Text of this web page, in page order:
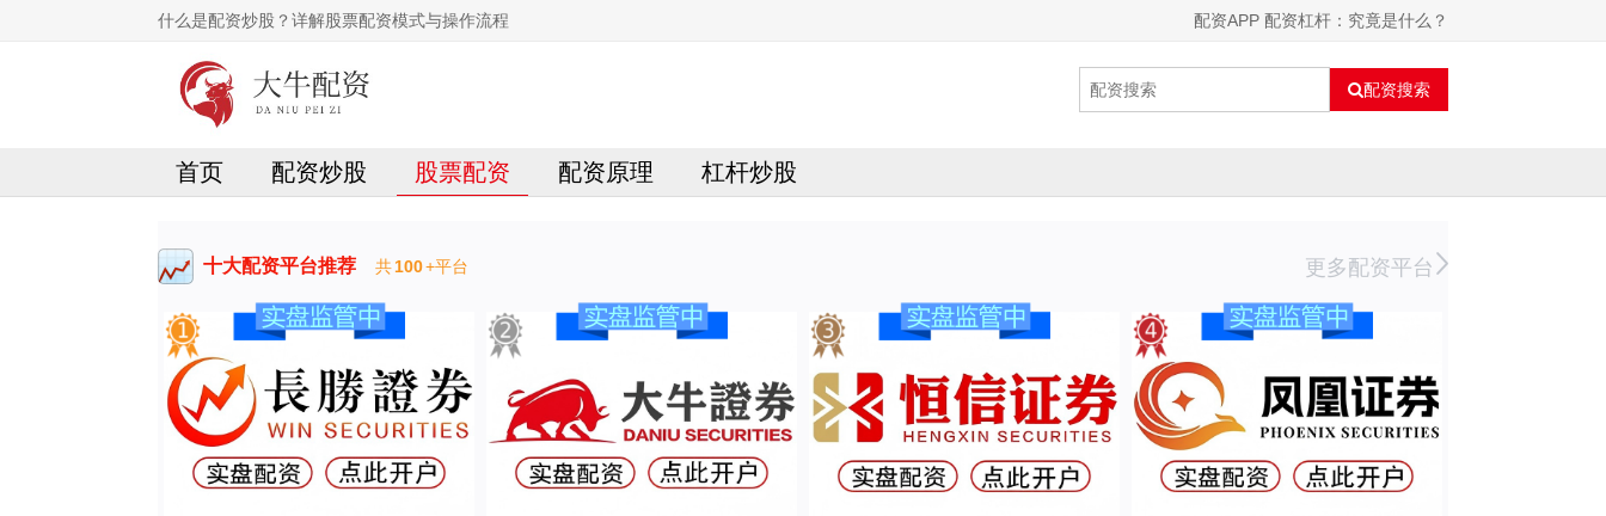
什么是配资炒股？详解股票配资模式与操作流程 配资APP 配资杠杆：究竟是什么？
配资搜索
首页 配资炒股 股票配资 配资原理 杠杆炒股
十大配资平台推荐 共100+平台 更多配资平台